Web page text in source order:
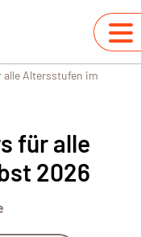
Altersstufen im
für alle
2026